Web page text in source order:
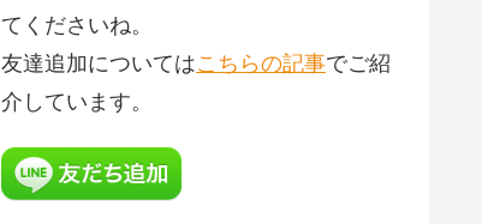
てくださいね。
友達追加についてはこちらの記事でご紹
介しています。